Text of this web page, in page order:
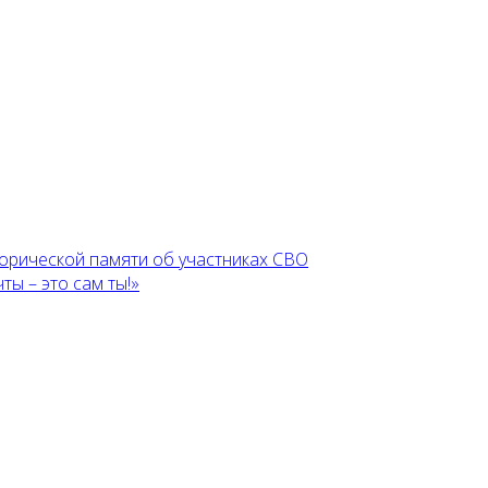
памяти об участниках СВО
– это сам ты!»